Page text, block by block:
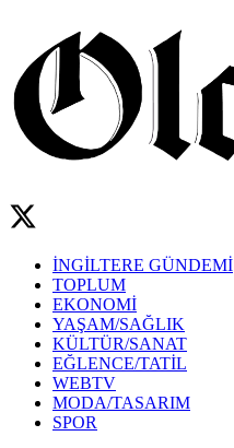
İNGİLTERE GÜNDEMİ
TOPLUM
EKONOMİ
YAŞAM/SAĞLIK
KÜLTÜR/SANAT
EĞLENCE/TATİL
WEBTV
MODA/TASARIM
SPOR